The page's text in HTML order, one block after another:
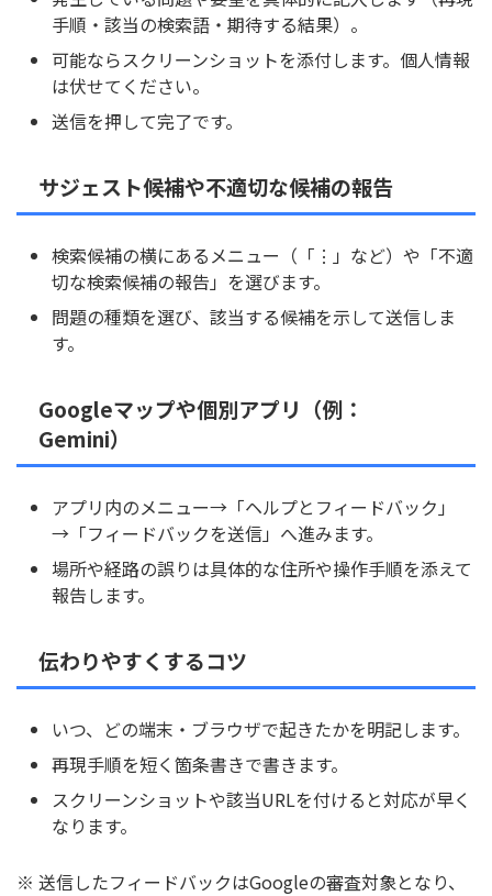
手順・該当の検索語・期待する結果）。
可能ならスクリーンショットを添付します。個人情報
は伏せてください。
送信を押して完了です。
サジェスト候補や不適切な候補の報告
検索候補の横にあるメニュー（「⋮」など）や「不適
切な検索候補の報告」を選びます。
問題の種類を選び、該当する候補を示して送信しま
す。
Googleマップや個別アプリ（例：
Gemini）
アプリ内のメニュー→「ヘルプとフィードバック」
→「フィードバックを送信」へ進みます。
場所や経路の誤りは具体的な住所や操作手順を添えて
報告します。
伝わりやすくするコツ
いつ、どの端末・ブラウザで起きたかを明記します。
再現手順を短く箇条書きで書きます。
スクリーンショットや該当URLを付けると対応が早く
なります。
※ 送信したフィードバックはGoogleの審査対象となり、